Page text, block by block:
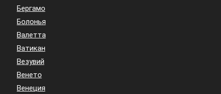
Бергамо
Болонья
Валетта
Ватикан
Везувий
Венето
Венеция